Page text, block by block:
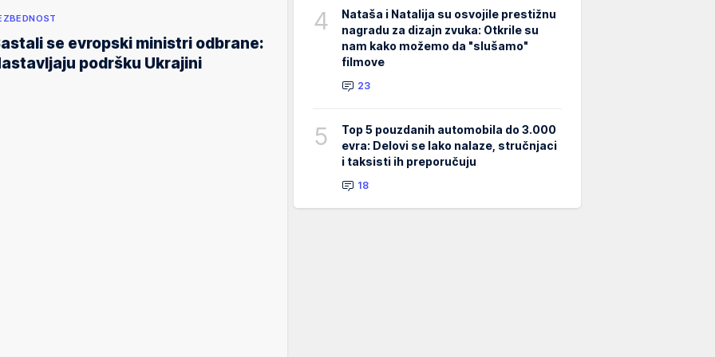
se evropski ministri odbrane:
podršku Ukrajini
4
Nataša i Natalija su osvojile prestižnu
nagradu za dizajn zvuka: Otkrile su
nam kako možemo da "slušamo"
filmove
23
5
Top 5 pouzdanih automobila do 3.000
evra: Delovi se lako nalaze, stručnjaci
i taksisti ih preporučuju
18